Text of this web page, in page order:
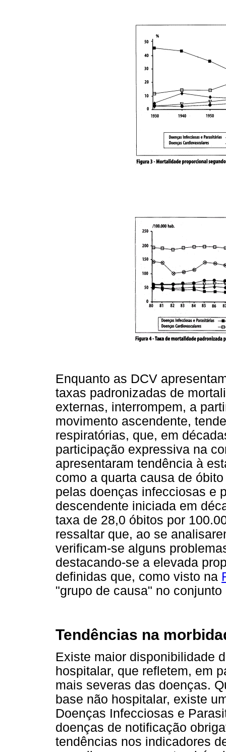
Enquanto as DCV
taxas padronizadas de
externas, interrompem, a
movimento ascendente,
respiratórias, que, em
participação expressiva na
apresentaram tendência à
como a quarta causa de
pelas doenças infecciosas e
descendente iniciada em
taxa de 28,0 óbitos por
ressaltar que, ao se
verificam-se alguns
destacando-se a elevada
definidas que, como visto na
"grupo de causa" no
Tendências na
Existe maior disponibilidade
hospitalar, que refletem, em
mais severas das doenças.
base não hospitalar, existe
Doenças Infecciosas e
doenças de notificação
tendências nos indicadores